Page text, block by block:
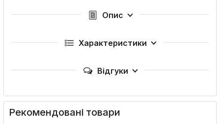
Опис
Характеристики
Відгуки
Рекомендовані товари